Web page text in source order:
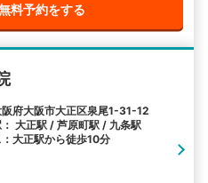
料予約をする
府大阪市大正区泉尾1-31-12
大正駅 / 芦原町駅 / 九条駅
大正駅から徒歩10分